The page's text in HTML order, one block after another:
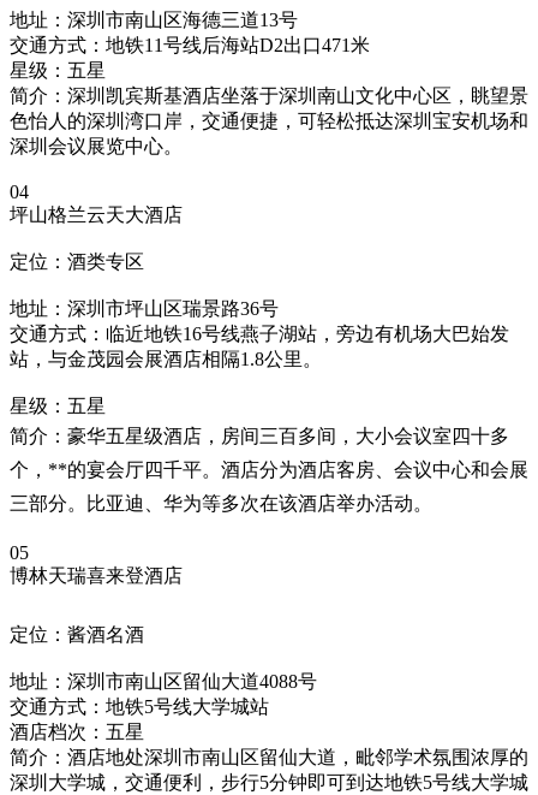
地址：深圳市南山区海德三道13号
交通方式：地铁11号线后海站D2出口471米
星级：五星
简介：深圳凯宾斯基酒店坐落于深圳南山文化中心区，眺望景
色怡人的深圳湾口岸，交通便捷，可轻松抵达深圳宝安机场和
深圳会议展览中心。
04
坪山格兰云天大酒店
定位：酒类专区
地址：深圳市坪山区瑞景路36号
交通方式：临近地铁16号线燕子湖站，旁边有机场大巴始发
站，与金茂园会展酒店相隔1.8公里。
星级：五星
简介：豪华五星级酒店，房间三百多间，大小会议室四十多
个，**的宴会厅四千平。酒店分为酒店客房、会议中心和会展
三部分。比亚迪、华为等多次在该酒店举办活动。
05
博林天瑞喜来登酒店
定位：酱酒名酒
地址：深圳市南山区留仙大道4088号
交通方式：地铁5号线大学城站
酒店档次：五星
简介：酒店地处深圳市南山区留仙大道，毗邻学术氛围浓厚的
深圳大学城，交通便利，步行5分钟即可到达地铁5号线大学城